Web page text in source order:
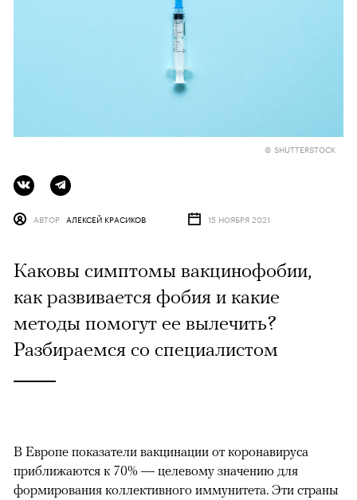
© SHUTTERSTOCK
АВТОР АЛЕКСЕЙ КРАСИКОВ 15 НОЯБРЯ 2021
Каковы симптомы вакцинофобии,
как развивается фобия и какие
методы помогут ее вылечить?
Разбираемся со специалистом
В Европе показатели вакцинации от коронавируса
приближаются к 70% — целевому значению для
формирования коллективного иммунитета. Эти страны